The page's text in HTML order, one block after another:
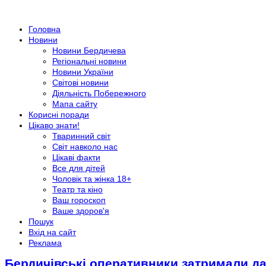
Головна
Новини
Новини Бердичева
Регіональні новини
Новини України
Світові новини
Діяльність Побережного
Мапа сайту
Корисні поради
Цікаво знати!
Тваринний світ
Світ навколо нас
Цікаві факти
Все для дітей
Чоловік та жінка 18+
Театр та кіно
Ваш гороскоп
Ваше здоров'я
Пошук
Вхід на сайт
Реклама